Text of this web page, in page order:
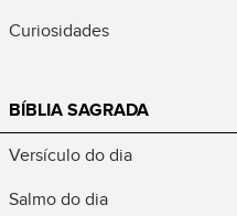
Curiosidades
BÍBLIA SAGRADA
Versículo do dia
Salmo do dia